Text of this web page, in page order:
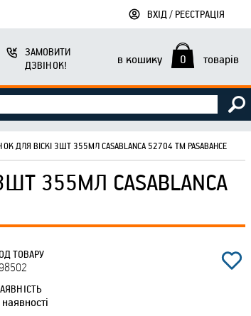
ВХІД / РЕЄСТРАЦІЯ
ЗАМОВИТИ
ДЗВІНОК!
в кошику 0 товарів
ДЛЯ ВІСКІ 3ШТ 355МЛ CASABLANCA 52704 ТМ PASABAHCE
355МЛ CASABLANCA
ТОВАРУ